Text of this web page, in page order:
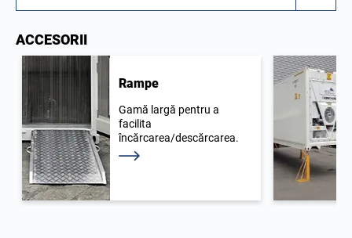
ACCESORII
Rampe
Gamă largă pentru a
facilita
încărcarea/descărcarea.
Citiți mai mult